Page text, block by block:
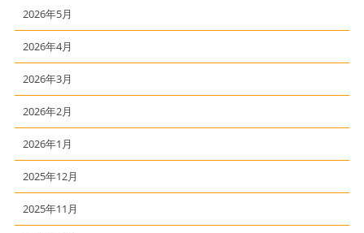
2026年5月
2026年4月
2026年3月
2026年2月
2026年1月
2025年12月
2025年11月